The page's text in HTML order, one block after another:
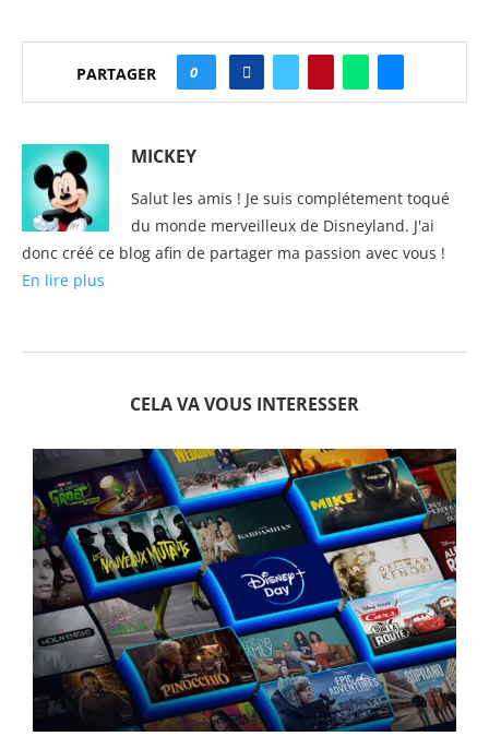
PARTAGER 0
MICKEY
Salut les amis ! Je suis complétement toqué
du monde merveilleux de Disneyland. J'ai
donc créé ce blog afin de partager ma passion avec vous !
En lire plus
CELA VA VOUS INTERESSER